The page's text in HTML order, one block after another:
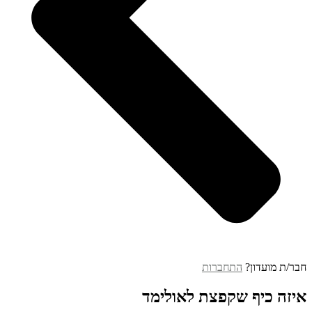
חבר/ת מועדון? התחברות
איזה כיף שקפצת לאולימד